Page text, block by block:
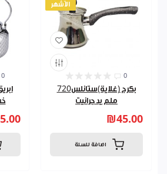
0
خشب
الأشهر
0
بكرج (غلاية)ستانلس720
ملم يد جرانيت
₪45.00
اضافة للسلة